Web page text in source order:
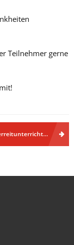
Teilnehmer gerne
für Kinder und Erwachsene